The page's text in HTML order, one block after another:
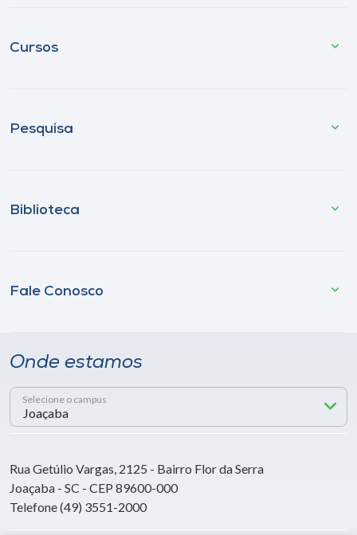
Cursos
Pesquisa
Biblioteca
Fale Conosco
Onde estamos
Selecione o campus
Rua Getúlio Vargas, 2125 - Bairro Flor da Serra
Joaçaba - SC - CEP 89600-000
Telefone (49) 3551-2000